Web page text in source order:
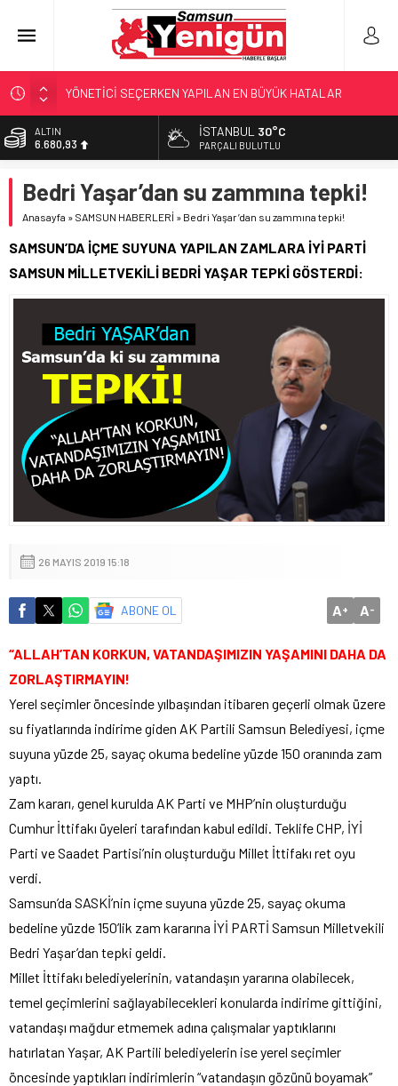
YÖNETİCİ SEÇERKEN YAPILAN EN BÜYÜK HATALAR
GERİ SAYIM BAŞLADI
SAMSUNSPOR’DA HEDEF 5’İNCİLİK!
KUNDUZ’DA SKANDAL!
BİST
13.795,57
47,7189
EURO
6.680,93
İSTANBUL 30°C
PARÇALI BULUTLU
Bedri Yaşar’dan su zammına tepki!
Anasayfa » SAMSUN HABERLERİ » Bedri Yaşar’dan su zammına tepki!
SAMSUN’DA İÇME SUYUNA YAPILAN ZAMLARA İYİ PARTİ
SAMSUN MİLLETVEKİLİ BEDRİ YAŞAR TEPKİ GÖSTERDİ:
26 MAYIS 2019 15:18
ABONE OL A+ A-
“ALLAH’TAN KORKUN, VATANDAŞIMIZIN YAŞAMINI DAHA DA
ZORLAŞTIRMAYIN!
Yerel seçimler öncesinde yılbaşından itibaren geçerli olmak üzere
su fiyatlarında indirime giden AK Partili Samsun Belediyesi, içme
suyuna yüzde 25, sayaç okuma bedeline yüzde 150 oranında zam
yaptı.
Zam kararı, genel kurulda AK Parti ve MHP’nin oluşturduğu
Cumhur İttifakı üyeleri tarafından kabul edildi. Teklife CHP, İYİ
Parti ve Saadet Partisi’nin oluşturduğu Millet İttifakı ret oyu
verdi.
Samsun’da SASKİ’nin içme suyuna yüzde 25, sayaç okuma
bedeline yüzde 150’lik zam kararına İYİ PARTİ Samsun Milletvekili
Bedri Yaşar’dan tepki geldi.
Millet İttifakı belediyelerinin, vatandaşın yararına olabilecek,
temel geçimlerini sağlayabilecekleri konularda indirime gittiğini,
vatandaşı mağdur etmemek adına çalışmalar yaptıklarını
hatırlatan Yaşar, AK Partili belediyelerin ise yerel seçimler
öncesinde yaptıkları indirimlerin “vatandaşın gözünü boyamak”